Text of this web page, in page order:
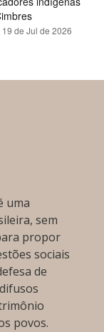
19 de Jul de 2026
uma
sem
propor
sociais
de
povos.